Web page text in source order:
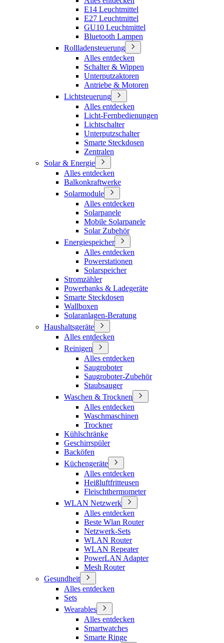
E14 Leuchtmittel
E27 Leuchtmittel
GU10 Leuchtmittel
Bluetooth Lampen
Rollladensteuerung
Alles entdecken
Schalter & Wippen
Unterputzaktoren
Antriebe & Motoren
Lichtsteuerung
Alles entdecken
Licht-Fernbedienungen
Lichtschalter
Unterputzschalter
Smarte Steckdosen
Zentralen
Solar & Energie
Alles entdecken
Balkonkraftwerke
Solarmodule
Alles entdecken
Solarpanele
Mobile Solarpanele
Solar Zubehör
Energiespeicher
Alles entdecken
Powerstationen
Solarspeicher
Stromzähler
Powerbanks & Ladegeräte
Smarte Steckdosen
Wallboxen
Solaranlagen-Beratung
Haushaltsgeräte
Alles entdecken
Reinigen
Alles entdecken
Saugroboter
Saugroboter-Zubehör
Staubsauger
Waschen & Trocknen
Alles entdecken
Waschmaschinen
Trockner
Kühlschränke
Geschirrspüler
Backöfen
Küchengeräte
Alles entdecken
Heißluftfritteusen
Fleischthermometer
WLAN Netzwerk
Alles entdecken
Beste Wlan Router
Netzwerk-Sets
WLAN Router
WLAN Repeater
PowerLAN Adapter
Mesh Router
Gesundheit
Alles entdecken
Sets
Wearables
Alles entdecken
Smartwatches
Smarte Ringe